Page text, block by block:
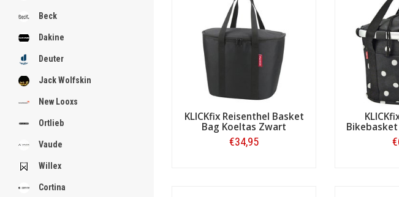
Beck
Dakine
Deuter
Jack Wolfskin
New Looxs
Ortlieb
Vaude
Willex
Cortina
.
.
.
.
.
.
KLICKfix Reisenthel Basket
Bag Koeltas Zwart
€34,95